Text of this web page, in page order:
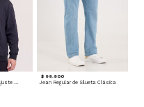
$ 99.900
Jean Regular de Silueta Clásica